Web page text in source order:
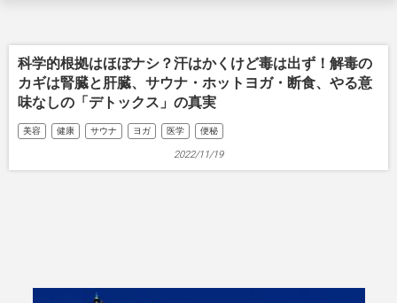
科学的根拠はほぼナシ？汗はかくけど毒は出ず！解毒の
カギは腎臓と肝臓、サウナ・ホットヨガ・断食、やる意
味なしの「デトックス」の真実
美容 健康 サウナ ヨガ 医学 便秘
2022/11/19